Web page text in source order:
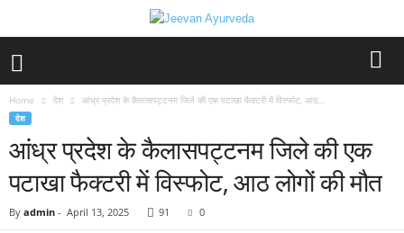
Home देश आंध्र प्रदेश के कैलासपट्टनम जिले की एक पटाखा फैक्टरी में विस्फोट, आठ...
देश
आंध्र प्रदेश के कैलासपट्टनम जिले की एक
पटाखा फैक्टरी में विस्फोट, आठ लोगों की मौत
By admin - April 13, 2025 91 0